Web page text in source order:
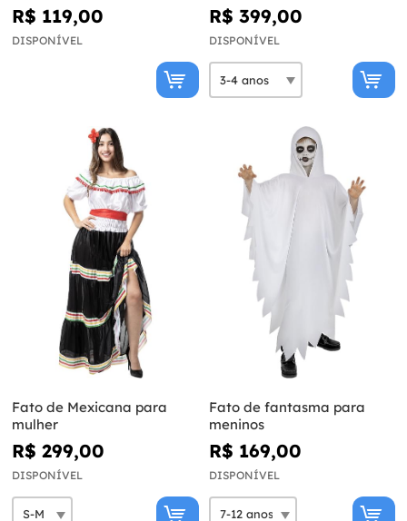
R$ 119,00
DISPONÍVEL
R$ 399,00
DISPONÍVEL
Fato de Mexicana para
mulher
R$ 299,00
DISPONÍVEL
Fato de fantasma para
meninos
R$ 169,00
DISPONÍVEL